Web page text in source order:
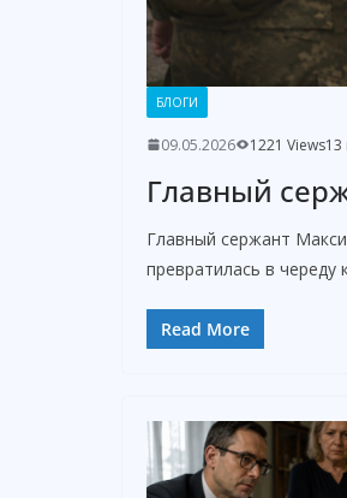
БЛОГИ
09.05.2026 1221 Views13
Главный
Главный сержант
превратилась в череду
Read More